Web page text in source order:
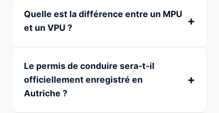
Quelle est la différence entre un MPU
et un VPU ?
Le permis de conduire sera-t-il
officiellement enregistré en
Autriche ?